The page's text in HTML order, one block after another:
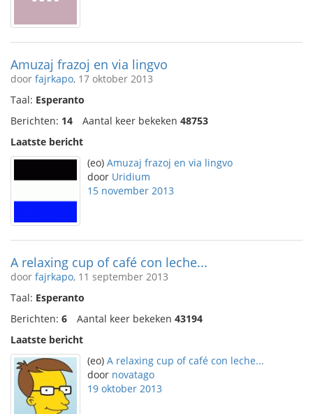
Amuzaj frazoj en via lingvo
door fajrkapo, 17 oktober 2013
Taal: Esperanto
Berichten: 14 Aantal keer bekeken 48753
Laatste bericht
(eo) Amuzaj frazoj en via lingvo
door Uridium
15 november 2013
A relaxing cup of café con leche...
door fajrkapo, 11 september 2013
Taal: Esperanto
Berichten: 6 Aantal keer bekeken 43194
Laatste bericht
(eo) A relaxing cup of café con leche...
door novatago
19 oktober 2013